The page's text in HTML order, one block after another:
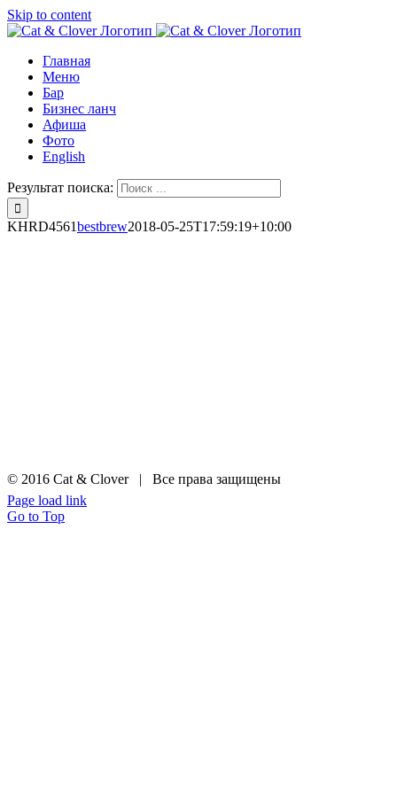
Skip to content
Главная
Меню
Бар
Бизнес ланч
Афиша
Фото
English
Результат поиска:
KHRD4561bestbrew2018-05-25T17:59:19+10:00
© 2016 Cat & Clover | Все права защищены
Page load link
Go to Top